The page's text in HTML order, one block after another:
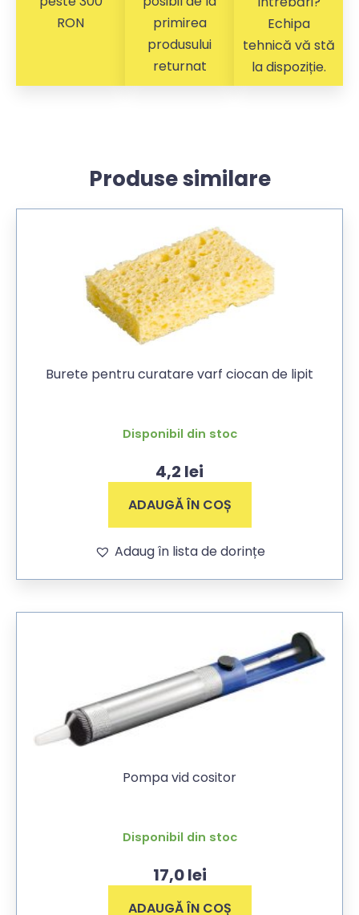
RON
primirea
produsului
returnat
Echipa
tehnică vă stă
la dispoziție.
Produse similare
Burete pentru curatare varf ciocan de lipit
Disponibil din stoc
4,2 lei
ADAUGĂ ÎN COȘ
Adaug în lista de dorințe
Pompa vid cositor
Disponibil din stoc
17,0lei
ADAUGĂ ÎN COȘ